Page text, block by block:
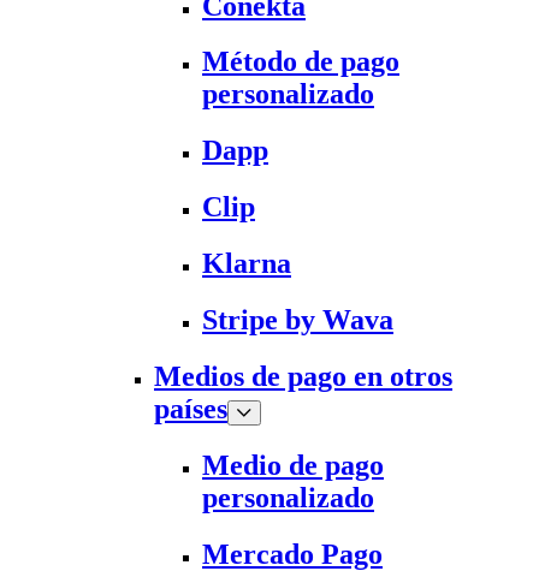
Método de pago
personalizado
Dapp
Clip
Klarna
Stripe by Wava
Medios de pago en otros
países
Medio de pago
personalizado
Mercado Pago